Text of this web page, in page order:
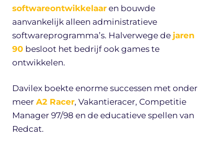
softwareontwikkelaar en bouwde
aanvankelijk alleen administratieve
softwareprogramma’s. Halverwege de jaren
90 besloot het bedrijf ook games te
ontwikkelen.
Davilex boekte enorme successen met onder
meer A2 Racer, Vakantieracer, Competitie
Manager 97/98 en de educatieve spellen van
Redcat.